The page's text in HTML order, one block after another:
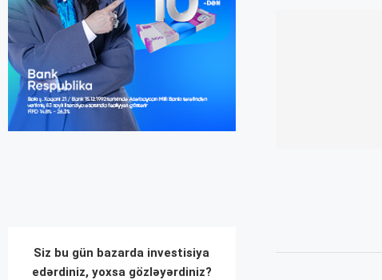
Siz bu gün bazarda investisiya
edərdiniz, yoxsa gözləyərdiniz?